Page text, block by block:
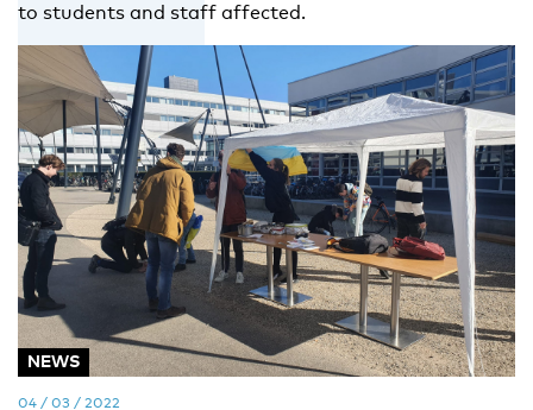
to students and staff affected.
NEWS
04 / 03 / 2022